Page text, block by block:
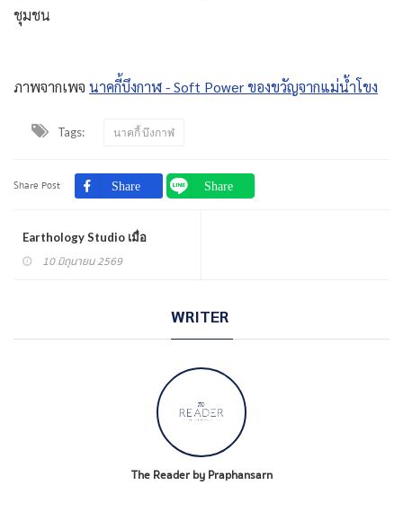
ชุมชน
ภาพจากเพจ นาคกี้บึงกาฬ - Soft Power ของขวัญจากแม่น้ำโขง
Tags: นาคกี้ บึงกาฬ
Share Post
Earthology Studio เมื่อ
10 มิถุนายน 2569
WRITER
The Reader by Praphansarn